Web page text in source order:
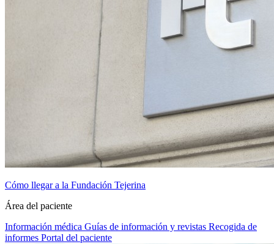
Cómo llegar a la Fundación Tejerina
Área del paciente
Información médica Guías de información y revistas Recogida de
informes Portal del paciente